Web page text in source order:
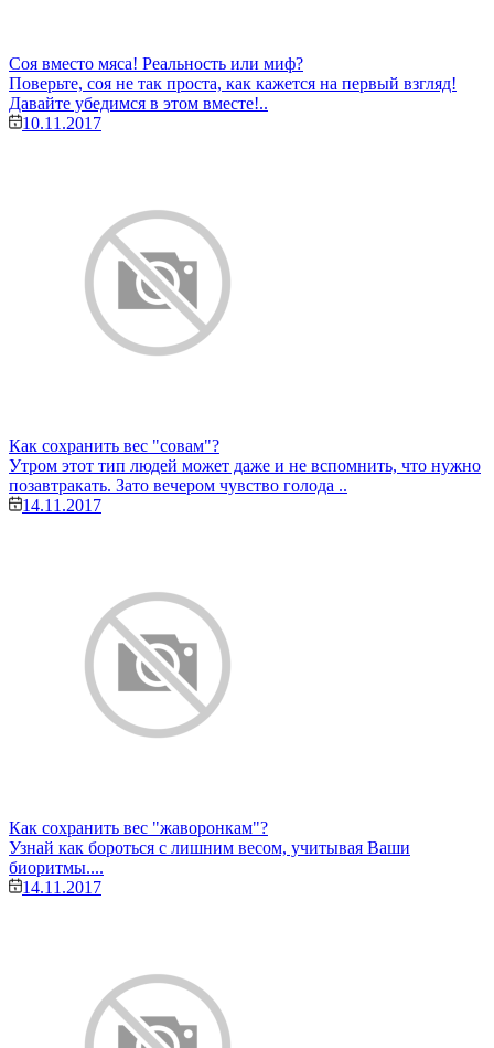
Соя вместо мяса! Реальность или миф?
Поверьте, соя не так проста, как кажется на первый взгляд!
Давайте убедимся в этом вместе!..
10.11.2017
Как сохранить вес "совам"?
Утром этот тип людей может даже и не вспомнить, что нужно
позавтракать. Зато вечером чувство голода ..
14.11.2017
Как сохранить вес "жаворонкам"?
Узнай как бороться с лишним весом, учитывая Ваши
биоритмы....
14.11.2017